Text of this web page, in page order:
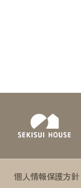
個人情報保護方針